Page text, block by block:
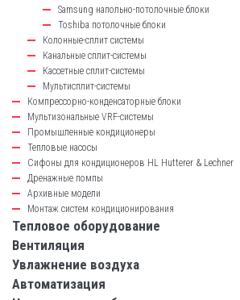
Samsung напольно-потолочные блоки
Toshiba потолочные блоки
Колонные-сплит системы
Канальные сплит-системы
Кассетные сплит-системы
Мультисплит-системы
Компрессорно-конденсаторные блоки
Мультизональные VRF-системы
Промышленные кондиционеры
Тепловые насосы
Сифоны для кондиционеров HL Hutterer & Lechner
Дренажные помпы
Архивные модели
Монтаж систем кондиционирования
Тепловое оборудование
Вентиляция
Увлажнение воздуха
Автоматизация